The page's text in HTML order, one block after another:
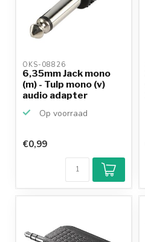
OKS-08826
6,35mm Jack mono
(m) - Tulp mono (v)
audio adapter
Op voorraad
€0,99